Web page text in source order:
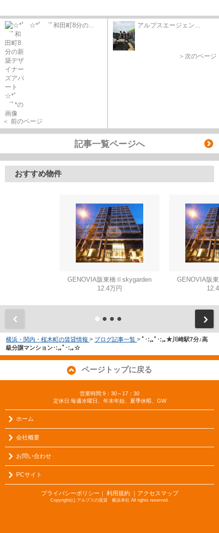
☆*ﾟ ゜ﾟ和田町8分の...
＜ 前のページ
アルプスエージェン...
＞次のページ
記事一覧ページへ
おすすめ物件
GENOVIA阪東橋Ⅱskygarden
12.4万円
GENOVIA阪
横浜・関内・桜木町の賃貸情報 > ブログ記事一覧 > ﾟ･:,｡ﾟ･:,｡★川崎駅7分♪高
級分譲マンション･:,｡ﾟ･:,｡☆
ページトップに戻る
営業時間:9：30～17：30
定休日:毎週水曜日、年末年始、夏季休暇、GW
ホーム
会社概要
お問い合わせ
PCサイト
プライバシーポリシー ｜ 利用規約 ｜アクセスマップ
Copyright(c) アルプスの賃貸 横浜本社 All rights reserved.